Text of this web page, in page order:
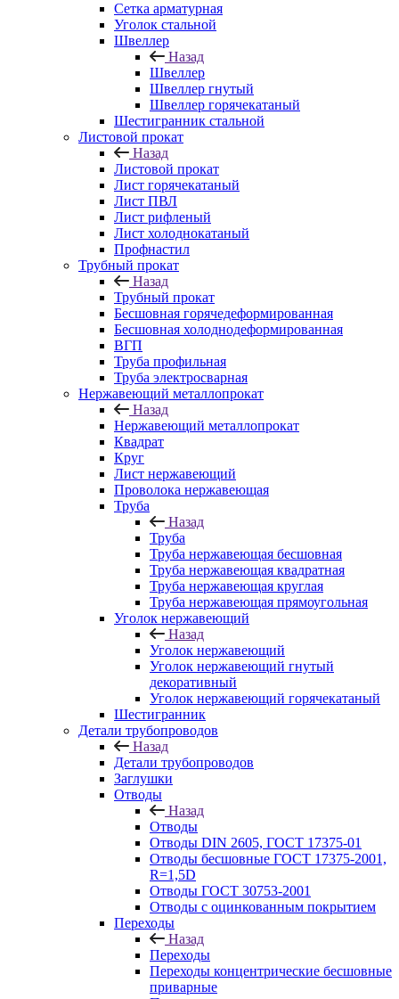
Сетка арматурная
Уголок стальной
Швеллер
Назад
Швеллер
Швеллер гнутый
Швеллер горячекатаный
Шестигранник стальной
Листовой прокат
Назад
Листовой прокат
Лист горячекатаный
Лист ПВЛ
Лист рифленый
Лист холоднокатаный
Профнастил
Трубный прокат
Назад
Трубный прокат
Бесшовная горячедеформированная
Бесшовная холоднодеформированная
ВГП
Труба профильная
Труба электросварная
Нержавеющий металлопрокат
Назад
Нержавеющий металлопрокат
Квадрат
Круг
Лист нержавеющий
Проволока нержавеющая
Труба
Назад
Труба
Труба нержавеющая бесшовная
Труба нержавеющая квадратная
Труба нержавеющая круглая
Труба нержавеющая прямоугольная
Уголок нержавеющий
Назад
Уголок нержавеющий
Уголок нержавеющий гнутый
декоративный
Уголок нержавеющий горячекатаный
Шестигранник
Детали трубопроводов
Назад
Детали трубопроводов
Заглушки
Отводы
Назад
Отводы
Отводы DIN 2605, ГОСТ 17375-01
Отводы бесшовные ГОСТ 17375-2001,
R=1,5D
Отводы ГОСТ 30753-2001
Отводы с оцинкованным покрытием
Переходы
Назад
Переходы
Переходы концентрические бесшовные
приварные